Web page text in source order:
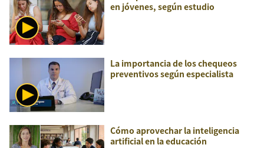
en jóvenes, según estudio
La importancia de los chequeos
preventivos según especialista
Cómo aprovechar la inteligencia
artificial en la educación